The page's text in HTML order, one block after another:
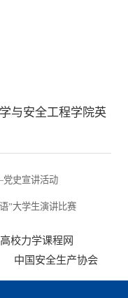
与安全工程学院英
党史宣讲活动
”大学生演讲比赛
校力学课程网
中国安全生产协会